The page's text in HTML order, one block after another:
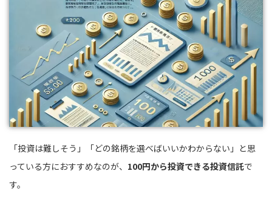
「投資は難しそう」「どの銘柄を選べばいいかわからない」と思
っている方におすすめなのが、 100円から投資できる投資信託で
す。